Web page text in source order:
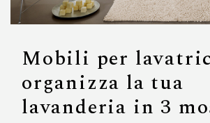
Mobili per
organizza la tua
lavanderia in 3